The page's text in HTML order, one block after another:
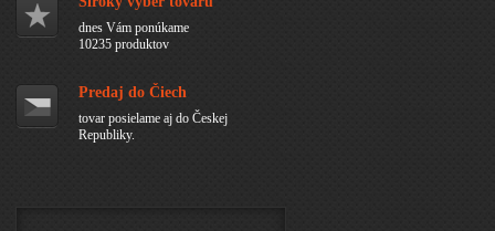
dnes Vám ponúkame
10235 produktov
Predaj do Čiech
tovar posielame aj do Českej
Republiky.